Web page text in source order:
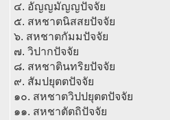
๔. อัญญมัญญปัจจัย
๕. สหชาตนิสสยปัจจัย
๖. สหชาตกัมมปัจจัย
๗. วิปากปัจจัย
๘. สหชาตินทริยปัจจัย
๙. สัมปยุตตปัจจัย
๑๐. สหชาตวิปปยุตตปัจจัย
๑๑. สหชาตัตถิปัจจัย